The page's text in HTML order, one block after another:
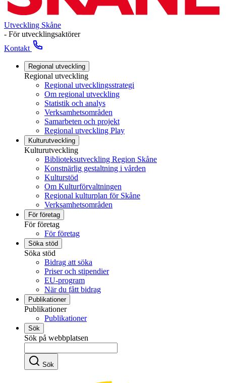
Utveckling Skåne
- För utvecklingsaktörer
Kontakt
Regional utveckling
Regional utveckling
Regional utvecklingsstrategi
Om regional utveckling
Statistik och analys
Verksamhetsområden
Samarbeten och projekt
Regional utveckling Play
Kulturutveckling
Kulturutveckling
Biblioteksutveckling Region Skåne
Konstnärlig gestaltning i vården
Kulturstöd
Om Kulturförvaltningen
Regional kulturplan för Skåne
Verksamhetsområden
För företag
För företag
För företag
Söka stöd
Söka stöd
Bidrag att söka
Priser och stipendier
EU-program
När du fått bidrag
Publikationer
Publikationer
Publikationer
Sök
Sök på webbplatsen
Sök